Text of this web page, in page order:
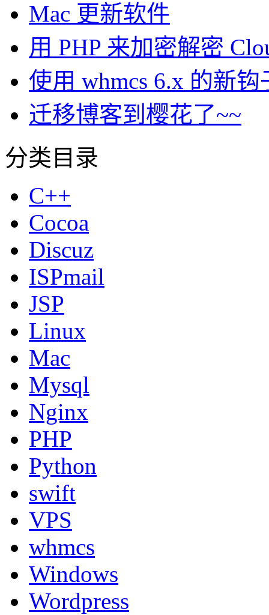
Mac 更新软件
用 PHP 来加密解密
使用 whmcs 6.x 的新
迁移博客到樱花了~~
分类目录
C++
Cocoa
Discuz
ISPmail
JSP
Linux
Mac
Mysql
Nginx
PHP
Python
swift
VPS
whmcs
Windows
Wordpress